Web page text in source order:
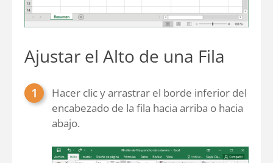
Ajustar el Alto de una Fila
Hacer clic y arrastrar el borde inferior del
encabezado de la fila hacia arriba o hacia
abajo.